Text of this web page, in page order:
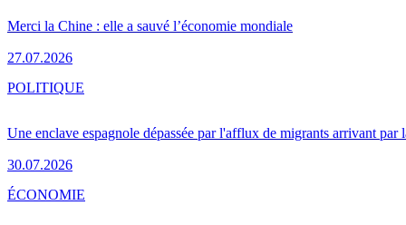
Merci la Chine : elle a sauvé l’économie mondiale
27.07.2026
Une enclave espagnole dépassée par l'afflux de migrants arrivant par
30.07.2026
POLITIQUE
ÉCONOMIE